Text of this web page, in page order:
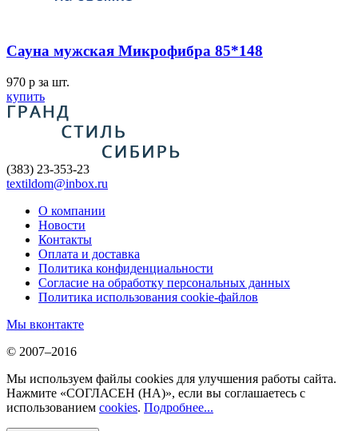
Сауна мужская Микрофибра 85*148
970 p за шт.
купить
(383) 23-353-23
textildom@inbox.ru
О компании
Новости
Контакты
Оплата и доставка
Политика конфиденциальности
Согласие на обработку персональных данных
Политика использования cookie-файлов
Мы вконтакте
© 2007–2016
Мы используем файлы cookies для улучшения работы сайта.
Нажмите «СОГЛАСЕН (НА)», если вы соглашаетесь с
использованием cookies. Подробнее...